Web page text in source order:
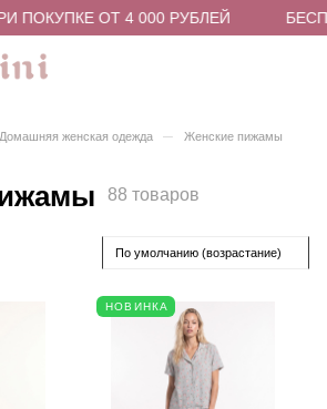
ОТ 4 000 РУБЛЕЙ
Домашняя женская одежда – Женские пижамы
88 товаров
По умолчанию (возрастание)
НОВИНКА